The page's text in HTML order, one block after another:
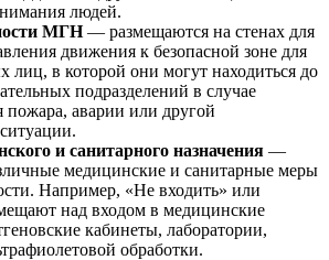
людей.
МГН— размещаются на стенах для
движения к безопасной зоне для
лиц, в которой они могут находиться до
подразделений в случае
пожара, аварии или другой
и санитарного назначения —
медицинские и санитарные меры
Например, «Не входить» или
над входом в медицинские
кабинеты, лаборатории,
обработки.